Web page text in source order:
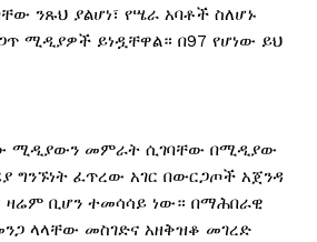
ንጹህ ያልሆነ፣ የሤራ አባቶች ስለሆኑ
ሚዲያዎች ይነዷቸዋል። በ97 የሆነው ይህ
ሚዲያውን መምራት ሲገባቸው በሚዲያው
ግንኙነት ፈጥረው አገር በውርጋጦች አጀንዳ
ዛሬም ቢሆን ተመሳሳይ ነው። በማሕበራዊ
ላላቸው መስገድና አዘቅዝቆ መገረድ